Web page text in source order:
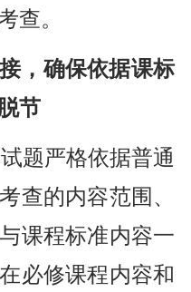
查。
，确保依据课标
节
题严格依据普通
查的内容范围、
课程标准内容一
必修课程内容和